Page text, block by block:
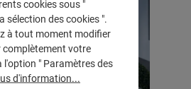
cookies sous "
sélection des cookies ".
à tout moment modifier
complètement votre
l'option " Paramètres des
d'information...